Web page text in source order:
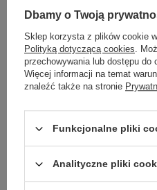
PRZEKRÓJ KABLA
WTYKI
KATEGORIA
Parametry bezpieczeństwa
Dbamy o Twoją
Sklep korzysta z plików cookie
Polityką dotyczącą cookies.
przechowywania lub dostępu do
Więcej informacji na temat
znaleźć także na stronie
Funkcjonalne pliki
Analityczne pliki